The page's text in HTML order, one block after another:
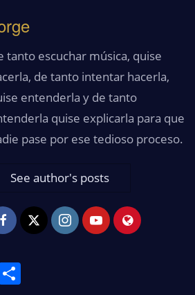
tanto escuchar música, quise
de tanto intentar hacerla,
entenderla y de tanto
quise explicarla para que
pase por ese tedioso proceso.
See author's posts